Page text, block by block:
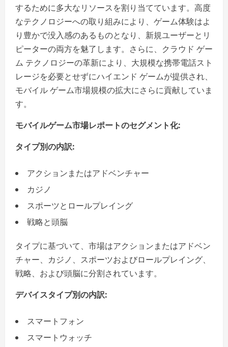
するために多大なリソースを割り当てています。高度
なテクノロジーへの取り組みにより、ゲーム体験はよ
り豊かで没入感のあるものとなり、新規ユーザーとリ
ピーターの両方を魅了します。さらに、クラウド ゲー
ム テクノロジーの革新により、大規模な携帯電話スト
レージを必要とせずにハイエンド ゲームが提供され、
モバイル ゲーム市場規模の拡大にさらに貢献していま
す。
モバイルゲーム市場レポートのセグメント化:
タイプ別の内訳:
アクションまたはアドベンチャー
カジノ
スポーツとロールプレイング
戦略と頭脳
タイプに基づいて、市場はアクションまたはアドベン
チャー、カジノ、スポーツおよびロールプレイング、
戦略、および頭脳に分割されています。
デバイスタイプ別の内訳:
スマートフォン
スマートウォッチ